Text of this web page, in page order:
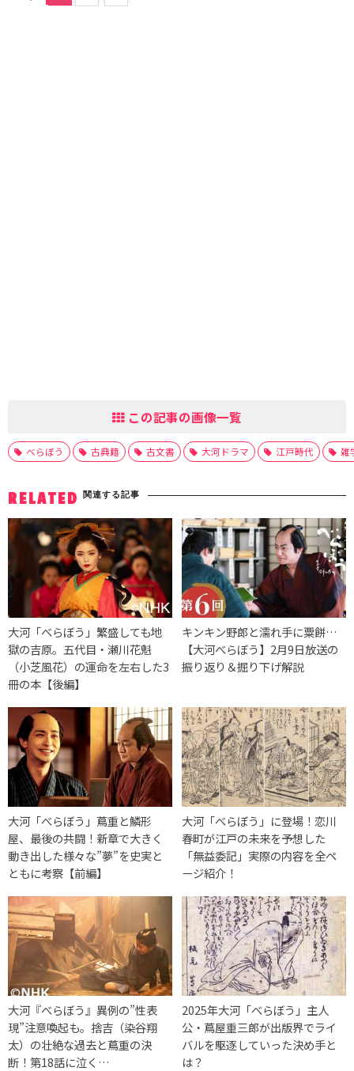
この記事の画像一覧
べらぼう 古典籍 古文書 大河ドラマ 江戸時代 雑
RELATED 関連する記事
大河「べらぼう」繁盛しても地
獄の吉原。五代目・瀬川花魁
（小芝風花）の運命を左右した3
冊の本【後編】
キンキン野郎と濡れ手に粟餅…
【大河べらぼう】2月9日放送の
振り返り＆掘り下げ解説
大河「べらぼう」蔦重と鱗形
屋、最後の共闘！新章で大きく
動き出した様々な”夢”を史実と
ともに考察【前編】
大河「べらぼう」に登場！恋川
春町が江戸の未来を予想した
「無益委記」実際の内容を全ペ
ージ紹介！
大河『べらぼう』異例の”性表
現”注意喚起も。捨吉（染谷翔
太）の壮絶な過去と蔦重の決
断！第18話に泣く…
2025年大河「べらぼう」主人
公・蔦屋重三郎が出版界でライ
バルを駆逐していった決め手と
は？